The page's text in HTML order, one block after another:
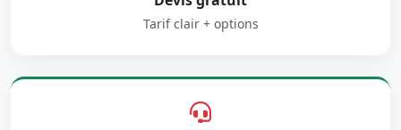
Tarif clair + options